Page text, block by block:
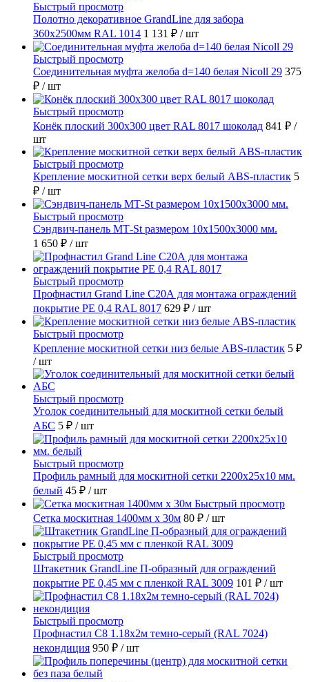
Быстрый просмотр
Полотно декоративное GrandLine для забора
360х2500мм RAL 1014 1 131 ₽ / шт
Быстрый просмотр
Соединительная муфта желоба d=140 белая Nicoll 29 375
₽ / шт
Быстрый просмотр
Конёк плоский 300х300 цвет RAL 8017 шоколад 841 ₽ /
шт
Быстрый просмотр
Крепление москитной сетки верх белый ABS-пластик 5
₽ / шт
Быстрый просмотр
Сэндвич-панель МТ-St размером 10х1500х3000 мм.
1 650 ₽ / шт
Быстрый просмотр
Профнастил Grand Line С20А для монтажа ограждений
покрытие РЕ 0,4 RAL 8017 629 ₽ / шт
Быстрый просмотр
Крепление москитной сетки низ белые ABS-пластик 5 ₽
/ шт
Быстрый просмотр
Уголок соединительный для москитной сетки белый
АБС 5 ₽ / шт
Быстрый просмотр
Профиль рамный для москитной сетки 2200х25x10 мм.
белый 45 ₽ / шт
Быстрый просмотр
Сетка москитная 1400мм х 30м 80 ₽ / шт
Быстрый просмотр
Штакетник GrandLine П-образный для ограждений
покрытие PE 0,45 мм с пленкой RAL 3009 101 ₽ / шт
Быстрый просмотр
Профнастил С8 1.18х2м темно-серый (RAL 7024)
некондиция 950 ₽ / шт